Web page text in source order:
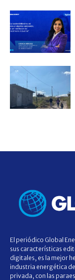
El periódico Global
sus características
digitales, es la mejor
industria energética
privada, con las